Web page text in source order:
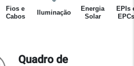
Fios e
Cabos
Iluminação
Energia
Solar
EPIs
EPCs
Quadro de